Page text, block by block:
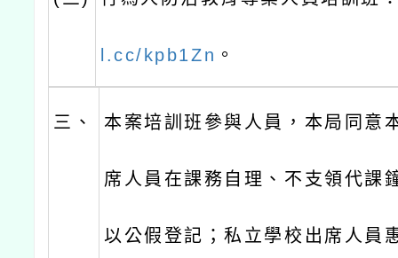
l.cc/kpb1Zn 。
三、 本案培訓班參與人員，本局同意
席人員在課務自理、不支領代課
以公假登記；私立學校出席人員